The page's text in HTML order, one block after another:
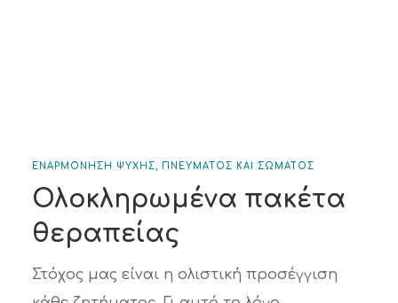
ΕΝΑΡΜΟΝΗΣΗ ΨΥΧΗΣ, ΠΝΕΥΜΑΤΟΣ ΚΑΙ ΣΩΜΑΤΟΣ
Ολοκληρωμένα πακέτα
θεραπείας
Στόχος μας είναι η ολιστική προσέγγιση